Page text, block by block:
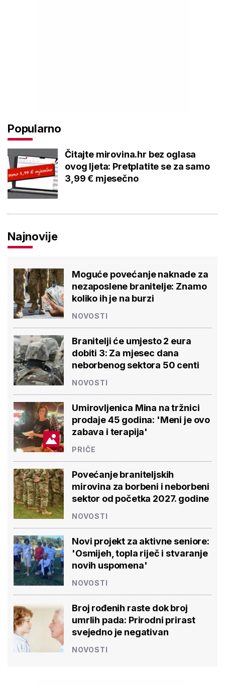
Popularno
Čitajte mirovina.hr bez oglasa
ovog ljeta: Pretplatite se za samo
3,99 € mjesečno
Najnovije
Moguće povećanje naknade za
nezaposlene branitelje: Znamo
koliko ih je na burzi
NOVOSTI
Branitelji će umjesto 2 eura
dobiti 3: Za mjesec dana
neborbenog sektora 50 centi
NOVOSTI
Umirovljenica Mina na tržnici
prodaje 45 godina: 'Meni je ovo
zabava i terapija'
PRIČE
Povećanje braniteljskih
mirovina za borbeni i neborbeni
sektor od početka 2027. godine
NOVOSTI
Novi projekt za aktivne seniore:
'Osmijeh, topla riječ i stvaranje
novih uspomena'
NOVOSTI
Broj rođenih raste dok broj
umrlih pada: Prirodni prirast
svejedno je negativan
NOVOSTI